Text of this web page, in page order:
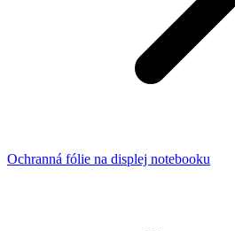
Ochranná fólie na displej notebooku